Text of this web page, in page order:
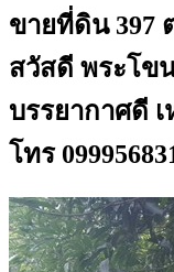
ขายที่ดิน 397
สวัสดี พระโข
บรรยากาศดี
โทร